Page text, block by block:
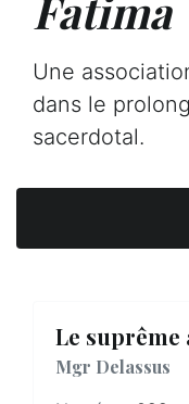
Une
dans le
sacerdotal.
Le suprême
Mgr Delassus